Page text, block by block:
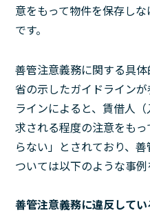
意をもって物件を保存し
です。
善管注意義務に関する具
省の示したガイドライン
ラインによると、賃借人
求される程度の注意をも
らない」とされており、
ついては以下のような事例
善管注意義務に違反して